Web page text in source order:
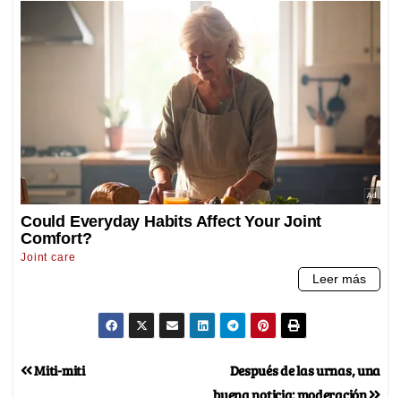
Después de las urnas, una
Miti-miti